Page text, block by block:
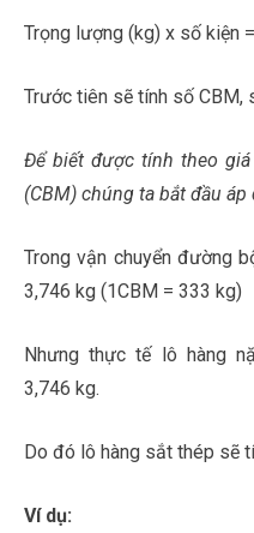
Trọng lượng (kg) x số kiện
Trước tiên sẽ tính số CBM,
Để biết được tính theo
(CBM) chúng ta bắt đầu
Trong vận chuyển đường
3,746 kg (1CBM = 333 kg)
Nhưng thực tế lô hàng
3,746 kg.
Do đó lô hàng sắt thép sẽ
Ví dụ: